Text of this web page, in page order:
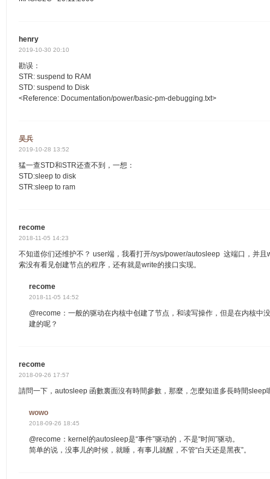
henry
2019-10-30 20:10
勘误：
STR: suspend to RAM
STD: suspend to Disk
<Reference: Documentation/power/basic-pm-debugging.txt>
吴兵
2019-10-28 13:52
猛一查STD和STR还查不到，一想：
STD:sleep to disk
STR:sleep to ram
recome
2018-11-05 14:23
不知道你们还维护不？ user端，我看打开/sys/power/autosleep 这端口，并
索没有看见创建节点的程序，还有就是write的接口实现。
recome
2018-11-05 14:52
@recome：一般的驱动在内核中创建了节点，和读写操作，但是在内核中
建的呢？
recome
2018-09-26 17:57
請問一下，autosleep 函數裏面沒有時間參數，那麼，怎麼知道多長時間sleep
wowo
2018-09-26 18:45
@recome：kernel的autosleep是“事件”驱动的，不是“时间”驱动。
简单的说，没事儿的时候，就睡，有事儿就醒，不管“白天还是黑夜”。